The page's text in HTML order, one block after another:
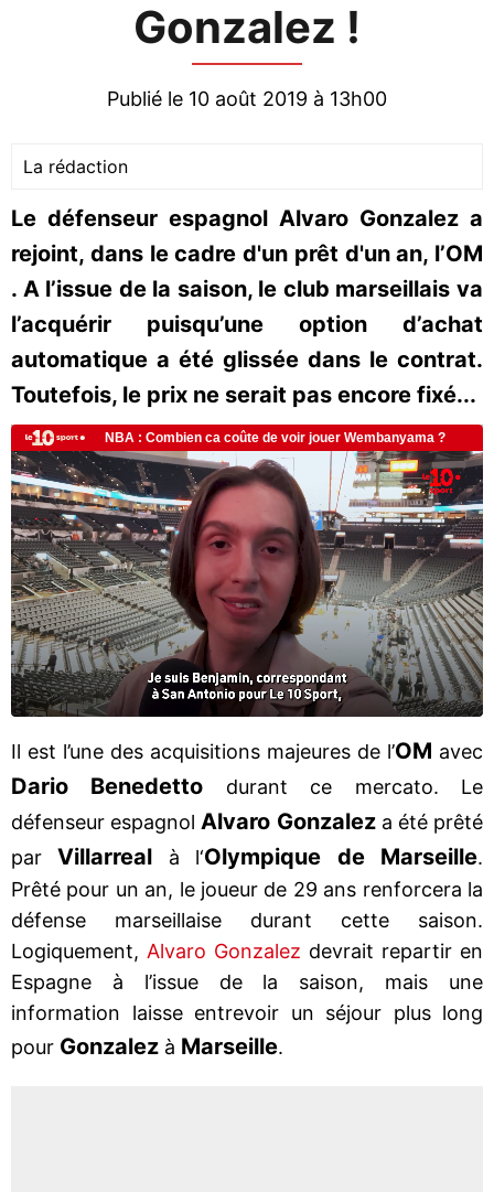
Gonzalez !
Publié le 10 août 2019 à 13h00
La rédaction
Le défenseur espagnol Alvaro Gonzalez a
rejoint, dans le cadre d'un prêt d'un an, l’OM
. A l’issue de la saison, le club marseillais va
l’acquérir puisqu’une option d’achat
automatique a été glissée dans le contrat.
Toutefois, le prix ne serait pas encore fixé...
Il est l’une des acquisitions majeures de l’OM avec
Dario Benedetto
durant ce mercato. Le
défenseur espagnol Alvaro Gonzaleza été prêté
parVillarreal à l‘Olympique de Marseille.
Prêté pour un an, le joueur de 29 ans renforcera la
défense marseillaise durant cette saison.
Logiquement, Alvaro Gonzalez devrait repartir en
Espagne à l’issue de la saison, mais une
information laisse entrevoir un séjour plus long
pour Gonzalez à Marseille.